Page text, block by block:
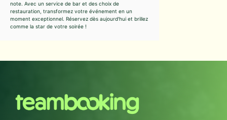
note. Avec un service de bar et des choix de
restauration, transformez votre événement en un
moment exceptionnel. Réservez dès aujourd'hui et brillez
comme la star de votre soirée !